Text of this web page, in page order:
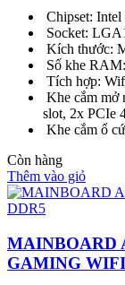
Chipset:
Socket:
Kích thước:
Số khe
Tích hợp:
Khe cắm mở
slot, 2x PCIe
Khe cắm ổ
Còn hàng
Thêm vào giỏ
MAINBOARD
GAMING